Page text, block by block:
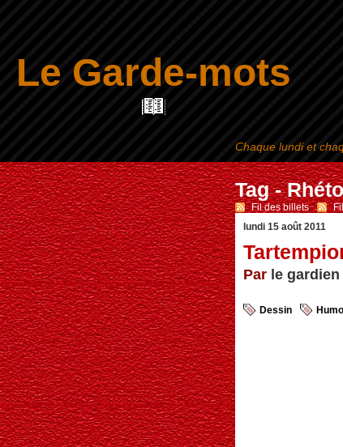
Le Garde-mots
Tag -
Fil des billets-
lundi 15 août 2011
Par le gardien
Dessin
Chaque lundi et